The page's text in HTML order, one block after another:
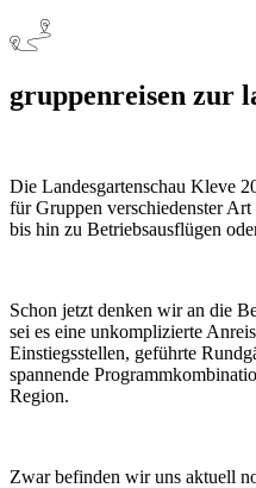
gruppenreisen zur
Die Landesgartenschau Kleve
für Gruppen verschiedenster
bis hin zu Betriebsausflügen
Schon jetzt denken wir an die
sei es eine unkomplizierte
Einstiegsstellen, geführte
spannende
Region.
Zwar befinden wir uns aktuell